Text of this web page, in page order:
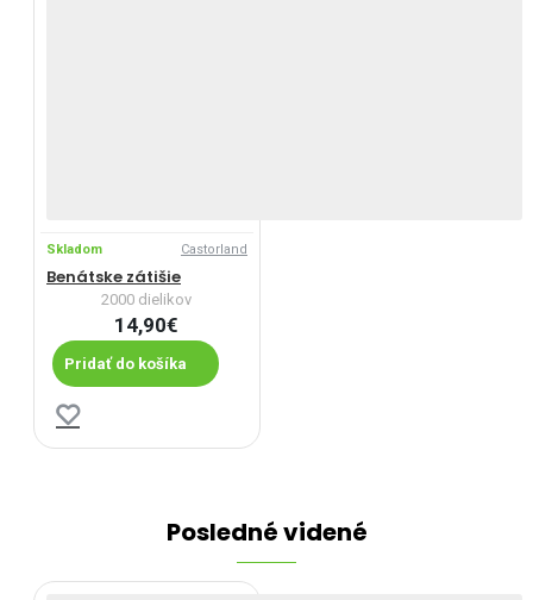
Skladom Castorland
Benátske zátišie
2000 dielikov
14,90€
Pridať do košíka
Posledné videné